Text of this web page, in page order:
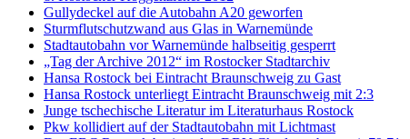
Gullydeckel auf die Autobahn A20 geworfen
Sturmflutschutzwand aus Glas in Warnemünde
Stadtautobahn vor Warnemünde halbseitig gesperrt
„Tag der Archive 2012“ im Rostocker Stadtarchiv
Hansa Rostock bei Eintracht Braunschweig zu Gast
Hansa Rostock unterliegt Eintracht Braunschweig mit 2:3
Junge tschechische Literatur im Literaturhaus Rostock
Pkw kollidiert auf der Stadtautobahn mit Lichtmast